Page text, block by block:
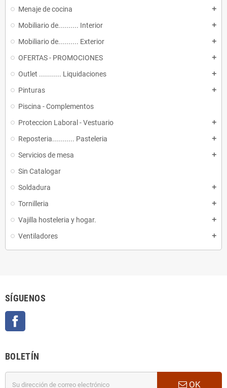
Menaje de cocina add
Mobiliario de.......... Interior add
Mobiliario de.......... Exterior add
OFERTAS - PROMOCIONES add
Outlet ........... Liquidaciones add
Pinturas add
Piscina - Complementos
Proteccion Laboral - Vestuario
add
Reposteria........... Pasteleria add
Servicios de mesa add
Sin Catalogar
Soldadura
add
Tornilleria add
Vajilla hosteleria y hogar. add
Ventiladores add
SÍGUENOS
BOLETÍN
OK